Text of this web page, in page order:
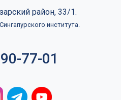
район, 33/1.
института.
77-01